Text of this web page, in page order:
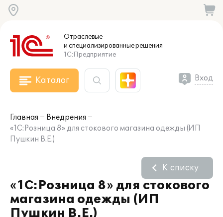
Отраслевые
и специализированныерешения
1С:Предприятие
Каталог Вход
Главная
Внедрения
«1С:Розница 8» для стокового магазина одежды (ИП
Пушкин В.Е.)
«1С:Розница 8» для стокового
магазина одежды (ИП
Пушкин В.Е.)
К списку